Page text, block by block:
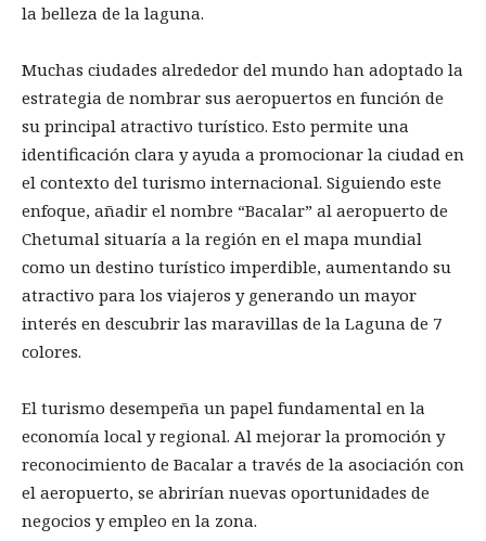
la belleza de la laguna.
Muchas ciudades alrededor del mundo han adoptado la
estrategia de nombrar sus aeropuertos en función de
su principal atractivo turístico. Esto permite una
identificación clara y ayuda a promocionar la ciudad en
el contexto del turismo internacional. Siguiendo este
enfoque, añadir el nombre “Bacalar” al aeropuerto de
Chetumal situaría a la región en el mapa mundial
como un destino turístico imperdible, aumentando su
atractivo para los viajeros y generando un mayor
interés en descubrir las maravillas de la Laguna de 7
colores.
El turismo desempeña un papel fundamental en la
economía local y regional. Al mejorar la promoción y
reconocimiento de Bacalar a través de la asociación con
el aeropuerto, se abrirían nuevas oportunidades de
negocios y empleo en la zona.